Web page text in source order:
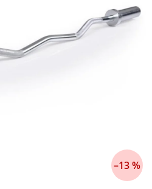
–13 %